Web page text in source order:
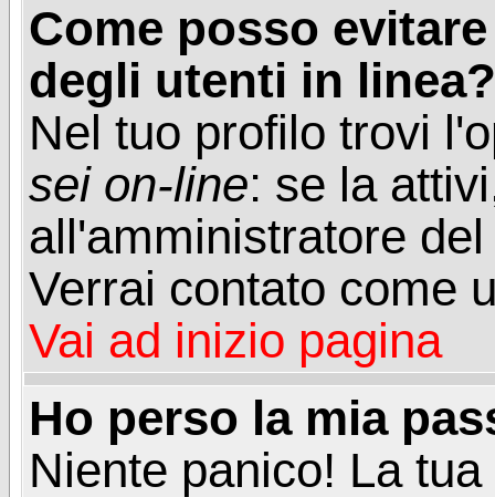
Come posso
degli utenti in linea?
Nel tuo profilo trovi
sei on-line: se la
all'amministratore
Verrai contato come
Vai ad inizio pagina
Ho perso la mia
Niente panico! La